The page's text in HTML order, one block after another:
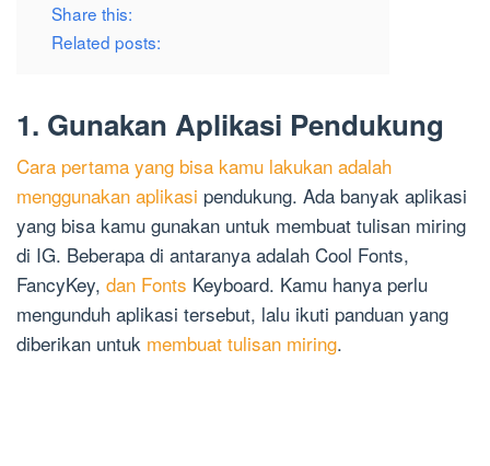
Share this:
Related posts:
1. Gunakan Aplikasi Pendukung
Cara pertama yang bisa kamu lakukan adalah
menggunakan aplikasi pendukung. Ada banyak aplikasi
yang bisa kamu gunakan untuk membuat tulisan miring
di IG. Beberapa di antaranya adalah Cool Fonts,
FancyKey, dan Fonts Keyboard. Kamu hanya perlu
mengunduh aplikasi tersebut, lalu ikuti panduan yang
diberikan untuk membuat tulisan miring.